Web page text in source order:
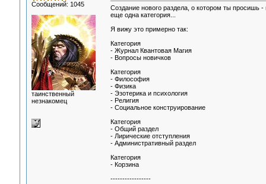
Сообщений: 1045
таинственный
незнакомец
Создание нового раздела, о котором ты
еще одна категория...
Я вижу это примерно так:
Категория
- Журнал Квантовая Магия
- Вопросы новичков
Категория
- Философия
- Физика
- Эзотерика и психология
- Религия
- Социальное конструирование
Категория
- Общий раздел
- Лирические отступления
- Административный раздел
Категория
- Корзина
-----------------